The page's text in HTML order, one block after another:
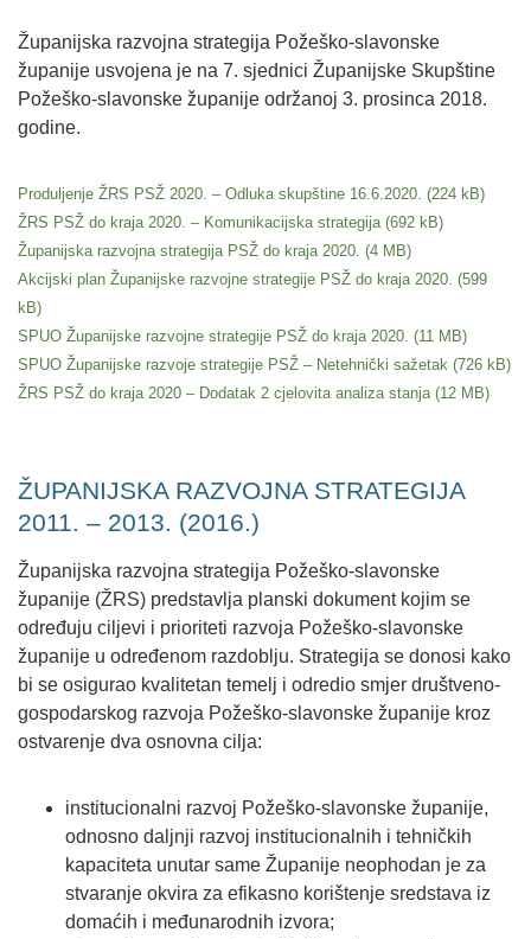
Županijska razvojna strategija Požeško-slavonske
županije usvojena je na 7. sjednici Županijske Skupštine
Požeško-slavonske županije održanoj 3. prosinca 2018.
godine.
Produljenje ŽRS PSŽ 2020. – Odluka skupštine 16.6.2020.
ŽRS PSŽ do kraja 2020. – Komunikacijska strategija
Županijska razvojna strategija PSŽ do kraja 2020.
Akcijski plan Županijske razvojne strategije PSŽ do kraja 2020.
SPUO Županijske razvojne strategije PSŽ do kraja 2020.
SPUO Županijske razvoje strategije PSŽ – Netehnički sažetak
ŽRS PSŽ do kraja 2020 – Dodatak 2 cjelovita analiza stanja
ŽUPANIJSKA RAZVOJNA STRATEGIJA
2011. – 2013. (2016.)
Županijska razvojna strategija Požeško-slavonske
županije (ŽRS) predstavlja planski dokument kojim se
određuju ciljevi i prioriteti razvoja Požeško-slavonske
županije u određenom razdoblju. Strategija se donosi kako
bi se osigurao kvalitetan temelj i odredio smjer društveno-
gospodarskog razvoja Požeško-slavonske županije kroz
ostvarenje dva osnovna cilja:
institucionalni razvoj Požeško-slavonske županije,
odnosno daljnji razvoj institucionalnih i tehničkih
kapaciteta unutar same Županije neophodan je za
stvaranje okvira za efikasno korištenje sredstava iz
domaćih i međunarodnih izvora;